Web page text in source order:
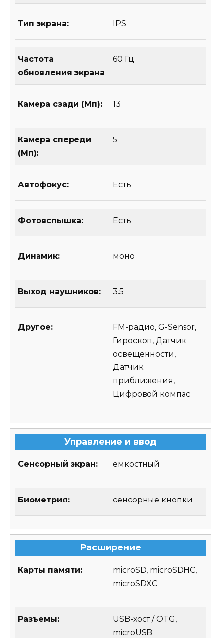
Тип экрана: IPS
Частота
обновления экрана
60 Гц
Камера сзади (Мп): 13
Камера спереди
(Мп):
5
Автофокус: Есть
Фотовспышка: Есть
Динамик: моно
Выход наушников: 3.5
Другое:
FM-радио, G-Sensor,
Гироскоп, Датчик
освещенности,
Датчик
приближения,
Цифровой компас
Управление и ввод
Сенсорный экран: ёмкостный
Биометрия: сенсорные кнопки
Расширение
Карты памяти:
microSD, microSDHC,
microSDXC
Разъемы:
USB-хост / OTG,
microUSB